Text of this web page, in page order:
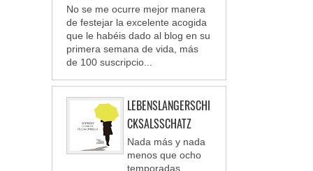
No se me ocurre mejor manera
de festejar la excelente acogida
que le habéis dado al blog en su
primera semana de vida, más
de 100 suscripcio...
LEBENSLANGERSCHI
CKSALSSCHATZ
Nada más y nada
menos que ocho
temporadas